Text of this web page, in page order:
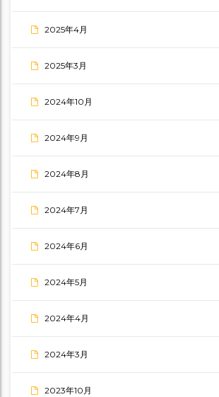
2025年4月
2025年3月
2024年10月
2024年9月
2024年8月
2024年7月
2024年6月
2024年5月
2024年4月
2024年3月
2023年10月